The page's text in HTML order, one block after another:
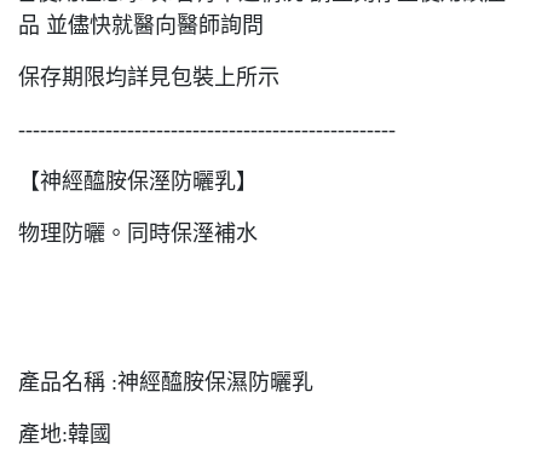
品 並儘快就醫向醫師詢問
保存期限均詳見包裝上所示
----------------------------------------------------
【神經醯胺保溼防曬乳】
物理防曬。同時保溼補水
產品名稱 :神經醯胺保濕防曬乳
產地:韓國